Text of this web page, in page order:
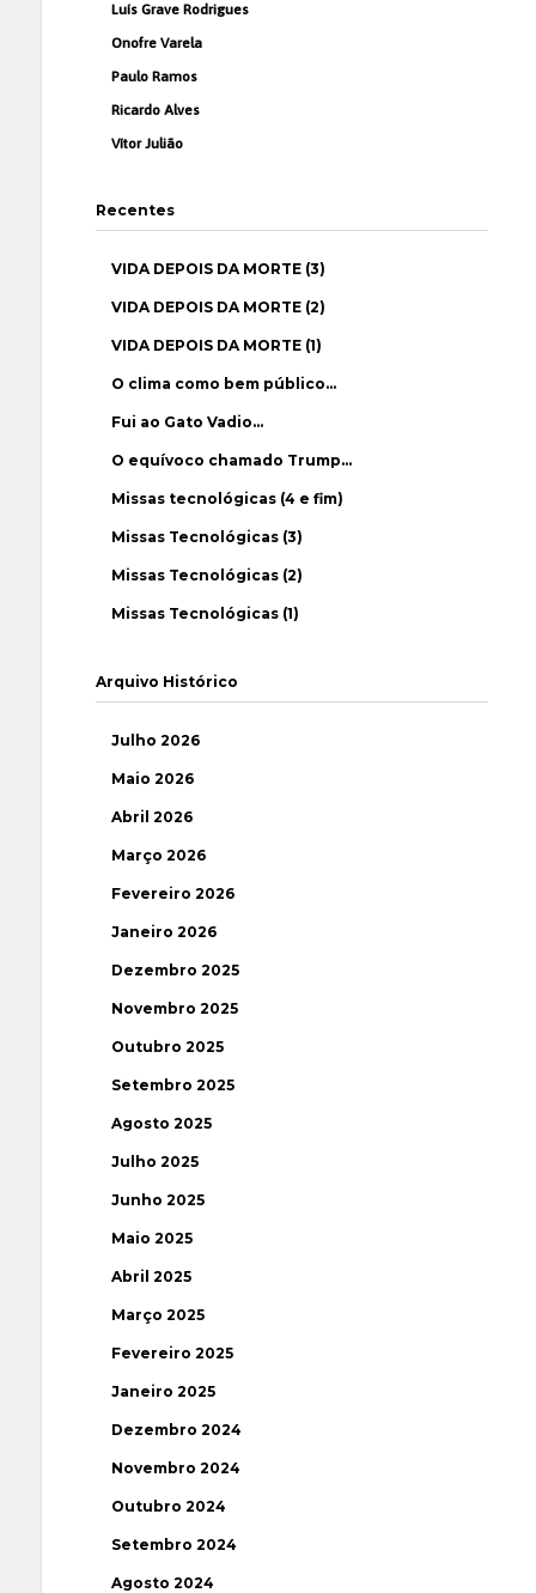
Luís Grave Rodrigues
Onofre Varela
Paulo Ramos
Ricardo Alves
Vítor Julião
Recentes
VIDA DEPOIS DA MORTE (3)
VIDA DEPOIS DA MORTE (2)
VIDA DEPOIS DA MORTE (1)
O clima como bem público…
Fui ao Gato Vadio…
O equívoco chamado Trump…
Missas tecnológicas (4 e fim)
Missas Tecnológicas (3)
Missas Tecnológicas (2)
Missas Tecnológicas (1)
Arquivo Histórico
Julho 2026
Maio 2026
Abril 2026
Março 2026
Fevereiro 2026
Janeiro 2026
Dezembro 2025
Novembro 2025
Outubro 2025
Setembro 2025
Agosto 2025
Julho 2025
Junho 2025
Maio 2025
Abril 2025
Março 2025
Fevereiro 2025
Janeiro 2025
Dezembro 2024
Novembro 2024
Outubro 2024
Setembro 2024
Agosto 2024